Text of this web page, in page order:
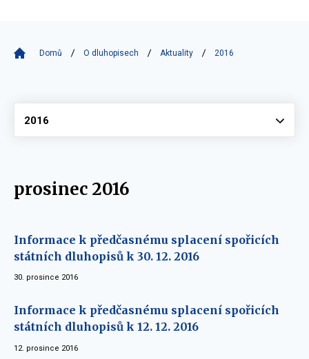
Domů O dluhopisech Aktuality 2016
Vyberte
2016
prosinec 2016
Informace k předčasnému splacení spořicích
státních dluhopisů k 30. 12. 2016
30. prosince 2016
Informace k předčasnému splacení spořicích
státních dluhopisů k 12. 12. 2016
12. prosince 2016